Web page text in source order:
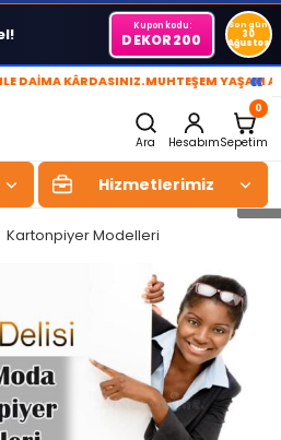
Kupon kodu:
DEKOR200
Son gün
30
Ağustos
KÂRDASINIZ.MUHTEŞEM YAŞAM «
Ara Hesabım
0
Sepetim
Hizmetlerimiz
Kartonpiyer Modelleri